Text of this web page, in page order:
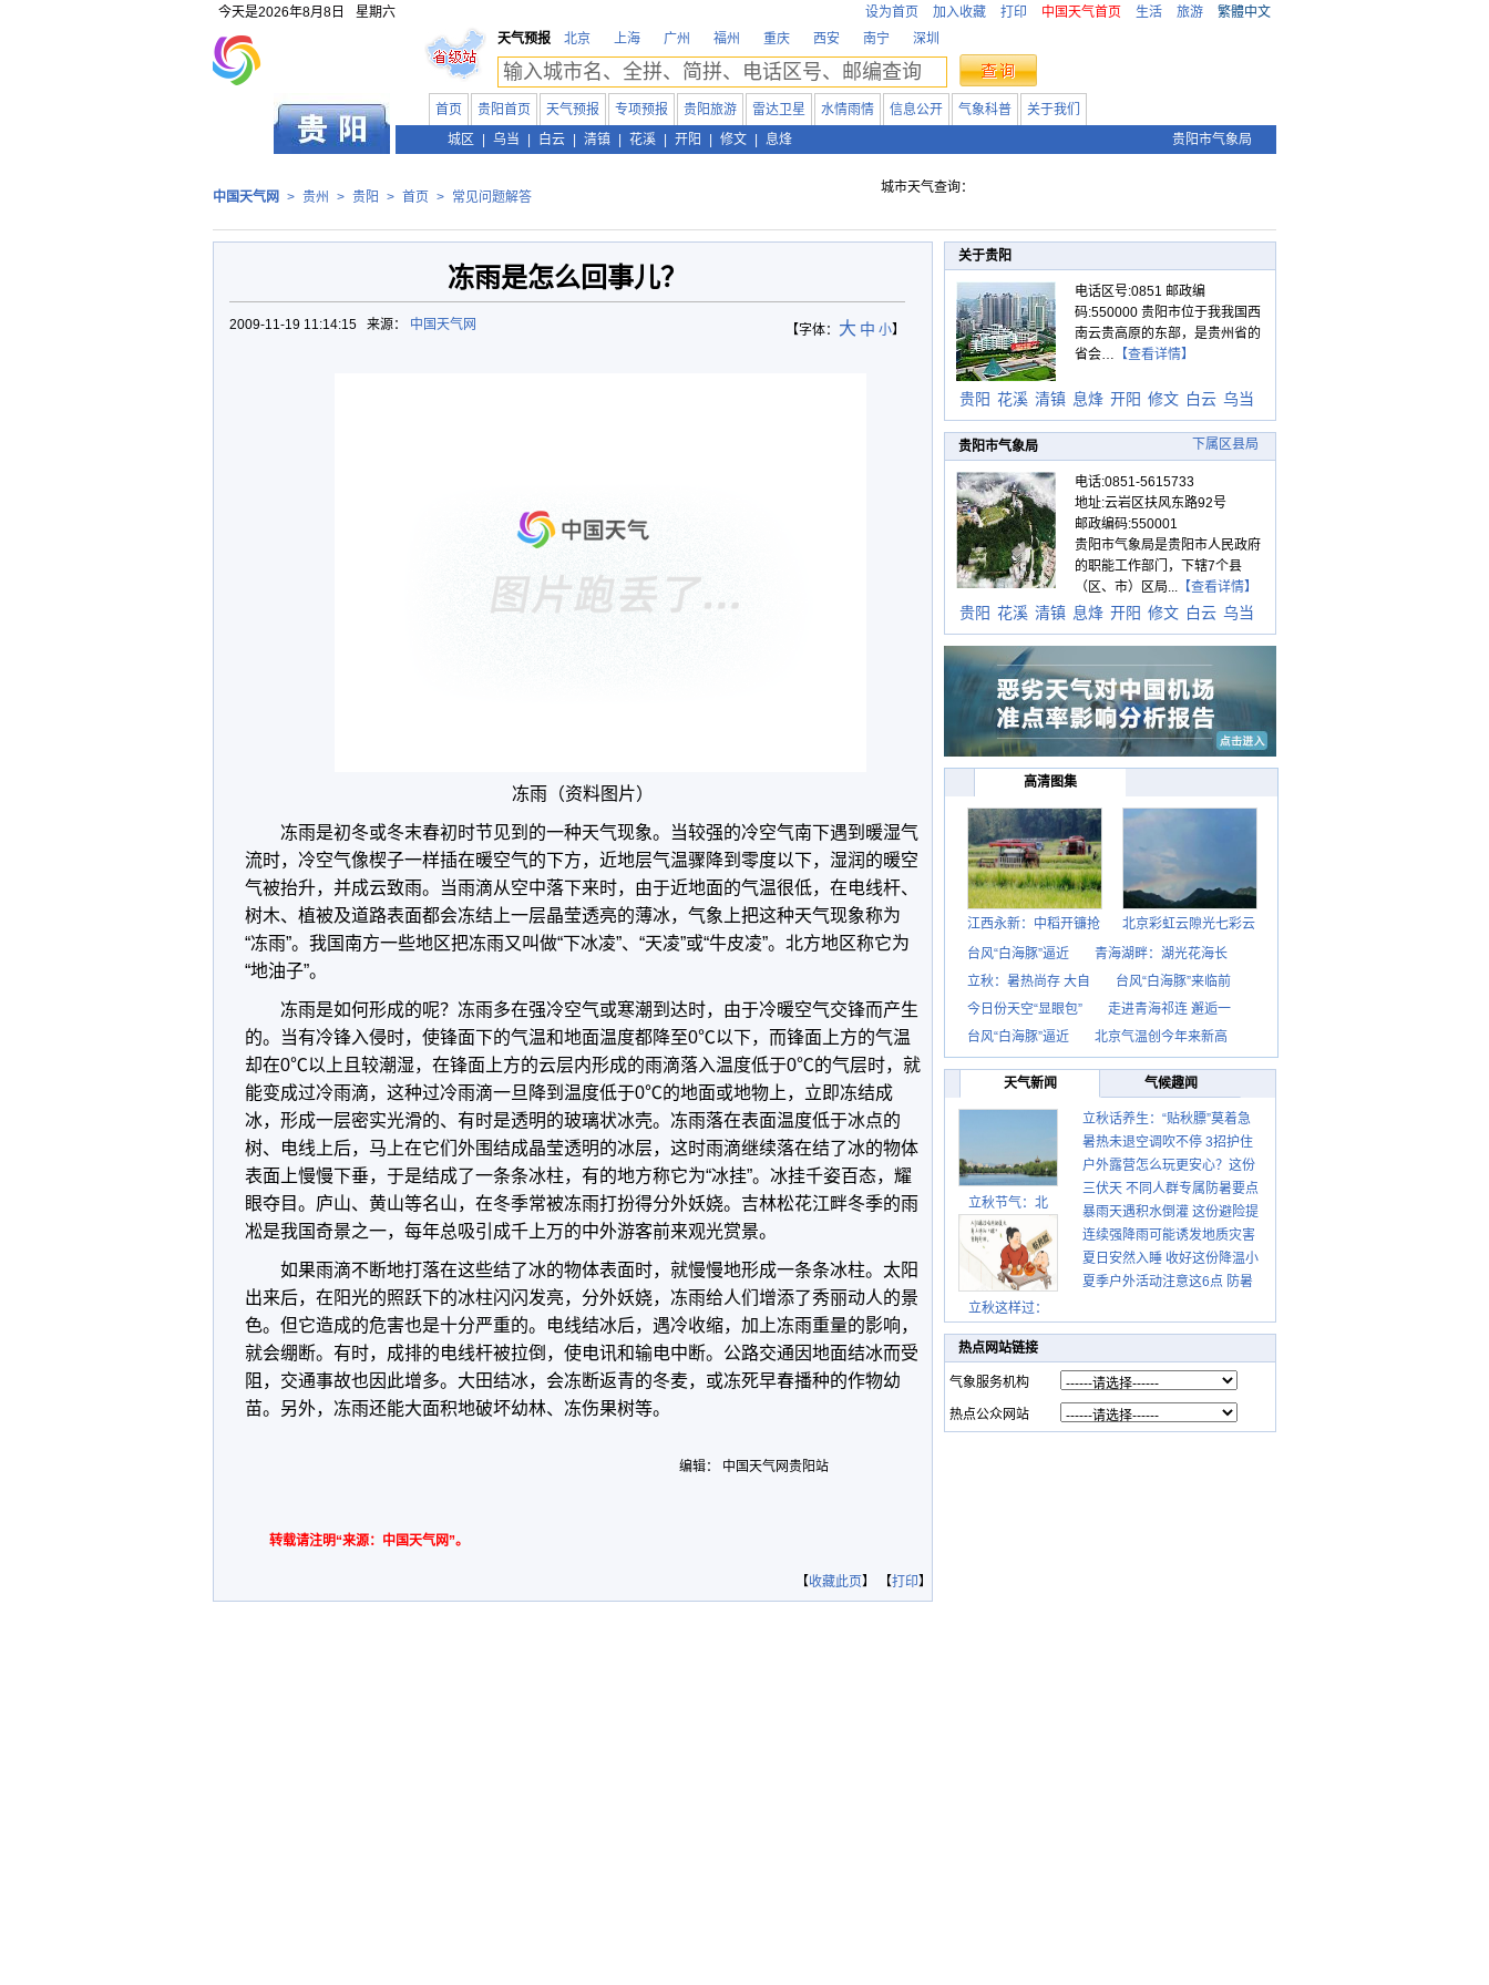
今天是2026年8月8日 星期六 设为首页 加入收藏 打印 中国天气首页 生活 旅游
繁體中文
天气预报
北京 上海 广州 福州 重庆 西安 南宁 深圳
首页 贵阳首页 天气预报 专项预报 贵阳旅游 雷达卫星 水情雨情 信息公开 气象科普
关于我们
城区
乌当 白云 清镇 花溪 开阳 修文 息烽 贵阳市气象局
中国天气网 > 贵州 > 贵阳 > 首页 > 常见问题解答
城市天气查询：
冻雨是怎么回事儿？
【字体： 大 中 小】
2009-11-19 11:14:15 来源： 中国天气网
冻雨（资料图片）
冻雨是初冬或冬末春初时节见到的一种天气现象。当较强的冷空气南下遇到暖湿气
流时，冷空气像楔子一样插在暖空气的下方，近地层气温骤降到零度以下，湿润的暖空
气被抬升，并成云致雨。当雨滴从空中落下来时，由于近地面的气温很低，在电线杆、
树木、植被及道路表面都会冻结上一层晶莹透亮的薄冰，气象上把这种天气现象称为
“冻雨”。我国南方一些地区把冻雨又叫做“下冰凌”、“天凌”或“牛皮凌”。北方地区称它为
“地油子”。
冻雨是如何形成的呢？冻雨多在强冷空气或寒潮到达时，由于冷暖空气交锋而产生
的。当有冷锋入侵时，使锋面下的气温和地面温度都降至0℃以下，而锋面上方的气温
却在0℃以上且较潮湿，在锋面上方的云层内形成的雨滴落入温度低于0℃的气层时，就
能变成过冷雨滴，这种过冷雨滴一旦降到温度低于0℃的地面或地物上，立即冻结成
冰，形成一层密实光滑的、有时是透明的玻璃状冰壳。冻雨落在表面温度低于冰点的
树、电线上后，马上在它们外围结成晶莹透明的冰层，这时雨滴继续落在结了冰的物体
表面上慢慢下垂，于是结成了一条条冰柱，有的地方称它为“冰挂”。冰挂千姿百态，耀
眼夺目。庐山、黄山等名山，在冬季常被冻雨打扮得分外妖娆。吉林松花江畔冬季的雨
凇是我国奇景之一，每年总吸引成千上万的中外游客前来观光赏景。
如果雨滴不断地打落在这些结了冰的物体表面时，就慢慢地形成一条条冰柱。太阳
出来后，在阳光的照跃下的冰柱闪闪发亮，分外妖娆，冻雨给人们增添了秀丽动人的景
色。但它造成的危害也是十分严重的。电线结冰后，遇冷收缩，加上冻雨重量的影响，
就会绷断。有时，成排的电线杆被拉倒，使电讯和输电中断。公路交通因地面结冰而受
阻，交通事故也因此增多。大田结冰，会冻断返青的冬麦，或冻死早春播种的作物幼
苗。另外，冻雨还能大面积地破坏幼林、冻伤果树等。
编辑： 中国天气网贵阳站
转载请注明“来源：中国天气网”。
【收藏此页】 【打印】
关于贵阳
电话区号:0851 邮政编
码:550000 贵阳市位于我我国西
南云贵高原的东部，是贵州省的
省会… 【查看详情】
贵阳 花溪 清镇 息烽 开阳 修文 白云 乌当
贵阳市气象局 下属区县局
电话:0851-5615733
地址:云岩区扶风东路92号
邮政编码:550001
贵阳市气象局是贵阳市人民政府
的职能工作部门，下辖7个县
（区、市）区局... 【查看详情】
贵阳 花溪 清镇 息烽 开阳 修文 白云 乌当
高清图集
江西永新：中稻开镰抢
北京彩虹云隙光七彩云
台风“白海豚”逼近
青海湖畔：湖光花海长
立秋：暑热尚存 大自
台风“白海豚”来临前
今日份天空“显眼包”
走进青海祁连 邂逅一
台风“白海豚”逼近
北京气温创今年来新高
天气新闻 气候趣闻
立秋节气：北
立秋这样过：
立秋话养生：“贴秋膘”莫着急
先清暑再防燥
暑热未退空调吹不停 3招护住
肩颈不酸痛
户外露营怎么玩更安心？这份
攻略请收好
三伏天 不同人群专属防暑要点
请收好
暴雨天遇积水倒灌 这份避险提
示请收好
连续强降雨可能诱发地质灾害
这些前兆要知道
夏日安然入睡 收好这份降温小
贴士
夏季户外活动注意这6点 防暑
热点网站链接
气象服务机构
热点公众网站